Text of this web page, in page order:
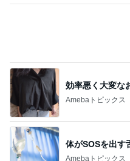
体がSOSを出す
Amebaトピックス